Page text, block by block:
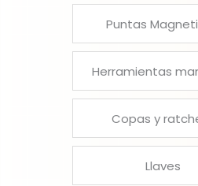
Puntas
Herramientas
Copas y
Llaves